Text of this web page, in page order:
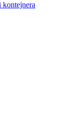
kontejnera